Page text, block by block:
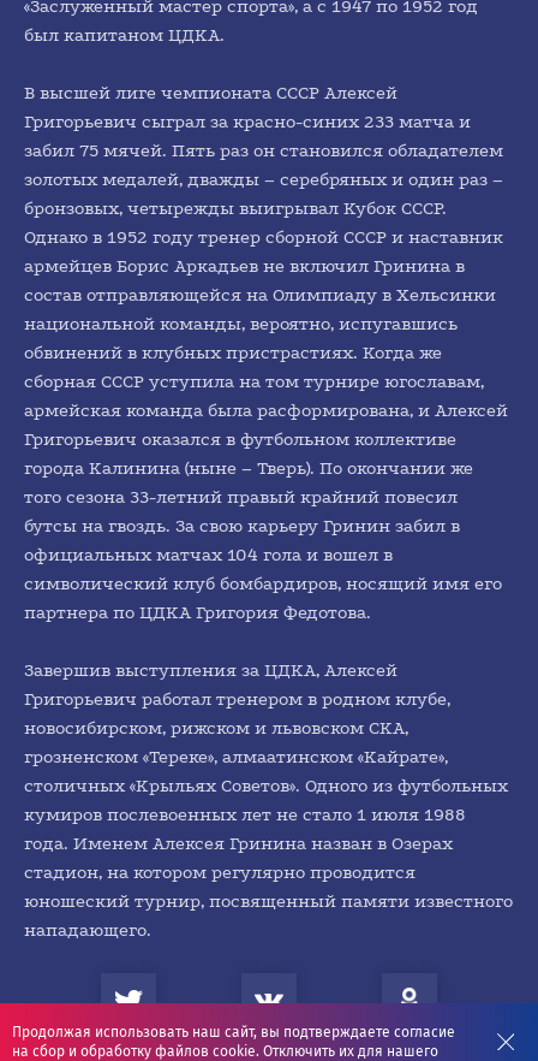
«Заслуженный мастер спорта», а с 1947 по 1952 год
был капитаном ЦДКА.
В высшей лиге чемпионата СССР Алексей
Григорьевич сыграл за красно-синих 233 матча и
забил 75 мячей. Пять раз он становился обладателем
золотых медалей, дважды – серебряных и один раз –
бронзовых, четырежды выигрывал Кубок СССР.
Однако в 1952 году тренер сборной СССР и наставник
армейцев Борис Аркадьев не включил Гринина в
состав отправляющейся на Олимпиаду в Хельсинки
национальной команды, вероятно, испугавшись
обвинений в клубных пристрастиях. Когда же
сборная СССР уступила на том турнире югославам,
армейская команда была расформирована, и Алексей
Григорьевич оказался в футбольном коллективе
города Калинина (ныне – Тверь). По окончании же
того сезона 33-летний правый крайний повесил
бутсы на гвоздь. За свою карьеру Гринин забил в
официальных матчах 104 гола и вошел в
символический клуб бомбардиров, носящий имя его
партнера по ЦДКА Григория Федотова.
Завершив выступления за ЦДКА, Алексей
Григорьевич работал тренером в родном клубе,
новосибирском, рижском и львовском СКА,
грозненском «Тереке», алмаатинском «Кайрате»,
столичных «Крыльях Советов». Одного из футбольных
кумиров послевоенных лет не стало 1 июля 1988
года. Именем Алексея Гринина назван в Озерах
стадион, на котором регулярно проводится
юношеский турнир, посвященный памяти известного
нападающего.
Продолжая использовать наш сайт, вы подтверждаете согласие
на сбор и обработку файлов cookie. Отключить их для нашего